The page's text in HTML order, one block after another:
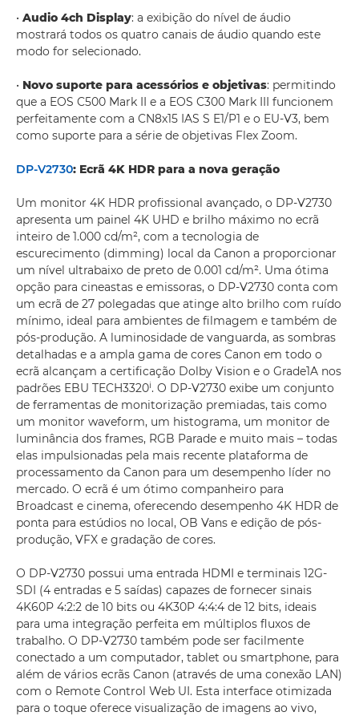
• Audio 4ch Display: a exibição do nível de áudio
mostrará todos os quatro canais de áudio quando este
modo for selecionado.
• Novo suporte para acessórios e objetivas: permitindo
que a EOS C500 Mark II e a EOS C300 Mark III funcionem
perfeitamente com a CN8x15 IAS S E1/P1 e o EU-V3, bem
como suporte para a série de objetivas Flex Zoom.
DP-V2730: Ecrã 4K HDR para a nova geração
Um monitor 4K HDR profissional avançado, o DP-V2730
apresenta um painel 4K UHD e brilho máximo no ecrã
inteiro de 1.000 cd/m², com a tecnologia de
escurecimento (dimming) local da Canon a proporcionar
um nível ultrabaixo de preto de 0.001 cd/m². Uma ótima
opção para cineastas e emissoras, o DP-V2730 conta com
um ecrã de 27 polegadas que atinge alto brilho com ruído
mínimo, ideal para ambientes de filmagem e também de
pós-produção. A luminosidade de vanguarda, as sombras
detalhadas e a ampla gama de cores Canon em todo o
ecrã alcançam a certificação Dolby Vision e o Grade1A nos
padrões EBU TECH3320i. O DP-V2730 exibe um conjunto
de ferramentas de monitorização premiadas, tais como
um monitor waveform, um histograma, um monitor de
luminância dos frames, RGB Parade e muito mais – todas
elas impulsionadas pela mais recente plataforma de
processamento da Canon para um desempenho líder no
mercado. O ecrã é um ótimo companheiro para
Broadcast e cinema, oferecendo desempenho 4K HDR de
ponta para estúdios no local, OB Vans e edição de pós-
produção, VFX e gradação de cores.
O DP-V2730 possui uma entrada HDMI e terminais 12G-
SDI (4 entradas e 5 saídas) capazes de fornecer sinais
4K60P 4:2:2 de 10 bits ou 4K30P 4:4:4 de 12 bits, ideais
para uma integração perfeita em múltiplos fluxos de
trabalho. O DP-V2730 também pode ser facilmente
conectado a um computador, tablet ou smartphone, para
além de vários ecrãs Canon (através de uma conexão LAN)
com o Remote Control Web UI. Esta interface otimizada
para o toque oferece visualização de imagens ao vivo,